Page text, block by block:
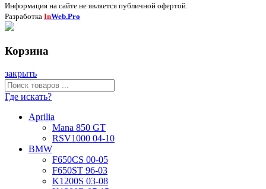
Информация на сайте не является публичной офертой.
Разработка InWeb.Pro
Корзина
закрыть
Где искать?
Aprilia
Mana 850 GT
RSV1000 04-10
BMW
F650CS 00-05
F650ST 96-03
K1200S 03-08